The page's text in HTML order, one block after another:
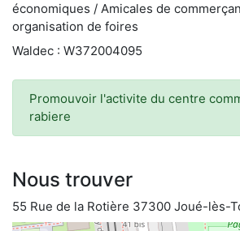
économiques / Amicales de
organisation de foires
Waldec : W372004095
Promouvoir l'activite du centre
rabiere
Nous trouver
55 Rue de la Rotière 37300 Joué-lès-